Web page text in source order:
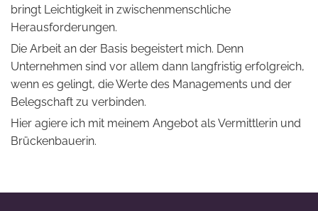
bringt Leichtigkeit in zwischenmenschliche
Herausforderungen.
Die Arbeit an der Basis begeistert mich. Denn
Unternehmen sind vor allem dann langfristig erfolgreich,
wenn es gelingt, die Werte des Managements und der
Belegschaft zu verbinden.
Hier agiere ich mit meinem Angebot als Vermittlerin und
Brückenbauerin.